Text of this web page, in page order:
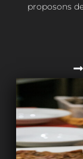
proposons